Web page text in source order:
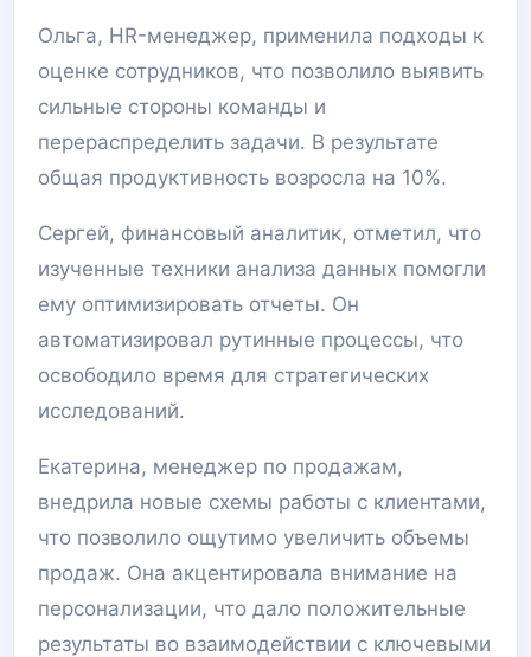
Ольга, HR-менеджер, применила подходы к
оценке сотрудников, что позволило выявить
сильные стороны команды и
перераспределить задачи. В результате
общая продуктивность возросла на 10%.
Сергей, финансовый аналитик, отметил, что
изученные техники анализа данных помогли
ему оптимизировать отчеты. Он
автоматизировал рутинные процессы, что
освободило время для стратегических
исследований.
Екатерина, менеджер по продажам,
внедрила новые схемы работы с клиентами,
что позволило ощутимо увеличить объемы
продаж. Она акцентировала внимание на
персонализации, что дало положительные
результаты во взаимодействии с ключевыми